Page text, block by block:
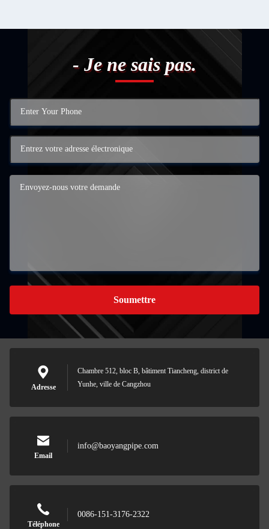
- Je ne sais pas.
Soumettre
Adresse
Chambre 512, bloc B, bâtiment Tiancheng, district de
Yunhe, ville de Cangzhou
Email
info@baoyangpipe.com
Téléphone
0086-151-3176-2322